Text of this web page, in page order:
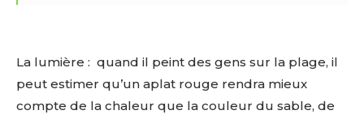
La lumière : quand il peint des gens sur la plage, il
peut estimer qu’un aplat rouge rendra mieux
compte de la chaleur que la couleur du sable, de